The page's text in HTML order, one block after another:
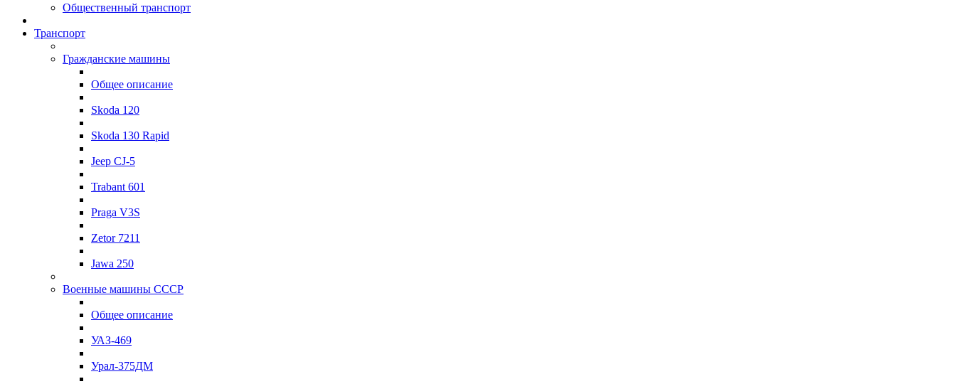
Общественный транспорт
Транспорт
Гражданские машины
Общее описание
Skoda 120
Skoda 130 Rapid
Jeep CJ-5
Trabant 601
Praga V3S
Zetor 7211
Jawa 250
Военные машины СССР
Общее описание
УАЗ-469
Урал-375ДМ